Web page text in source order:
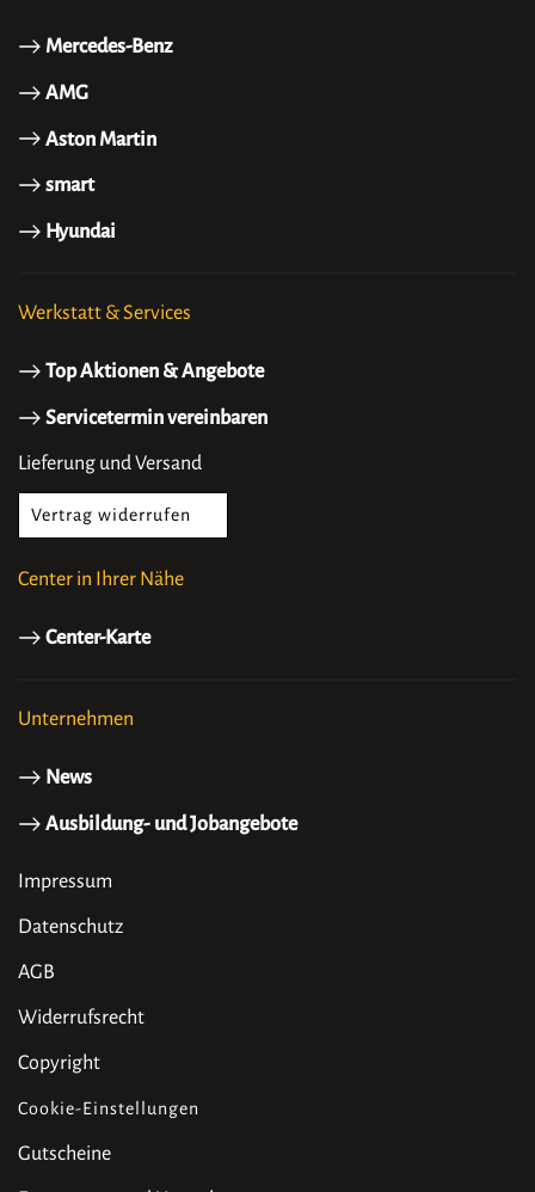
Mercedes-Benz
AMG
Aston Martin
smart
Hyundai
Werkstatt & Services
Top Aktionen & Angebote
Servicetermin vereinbaren
Lieferung und Versand
Vertrag widerrufen
Center in Ihrer Nähe
Center-Karte
Unternehmen
News
Ausbildung- und Jobangebote
Impressum
Datenschutz
AGB
Widerrufsrecht
Copyright
Cookie-Einstellungen
Gutscheine